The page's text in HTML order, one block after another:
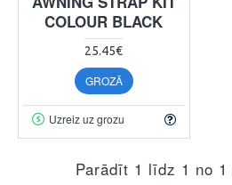
COLOUR BLACK
25.45€
GROZĀ
Uzreiz uz grozu
Parādīt 1 līdz 1 no